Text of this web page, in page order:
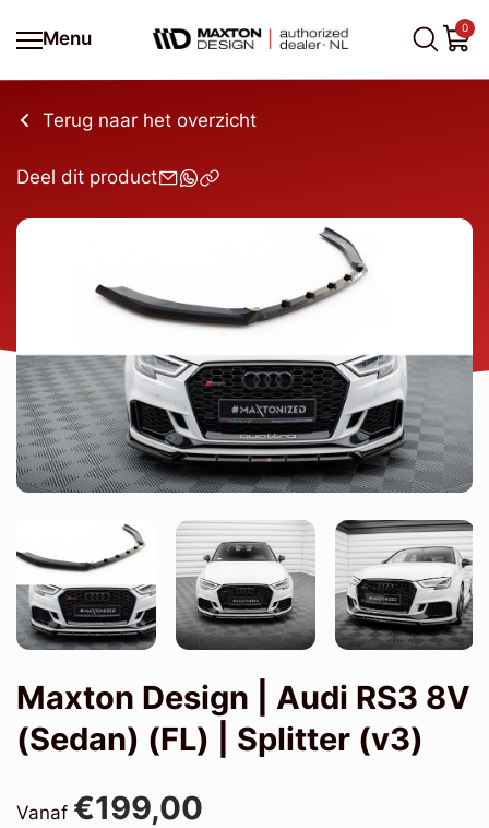
Menu
0
Terug naar het overzicht
Deel dit product
Maxton Design | Audi RS3 8V
(Sedan) (FL) | Splitter (v3)
Vanaf €199,00